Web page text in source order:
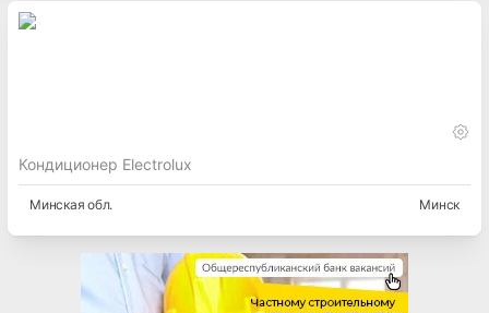
Кондиционер Electrolux
Минская обл. Минск